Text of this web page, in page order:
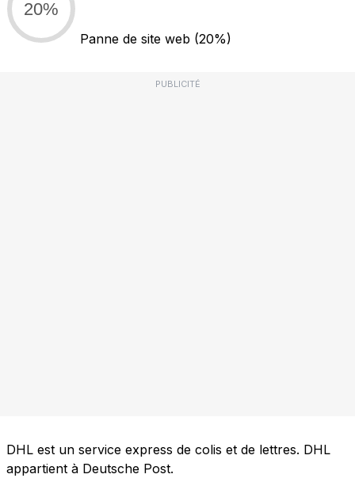
20%
Panne de site web (20%)
PUBLICITÉ
DHL est un service express de colis et de lettres. DHL
appartient à Deutsche Post.